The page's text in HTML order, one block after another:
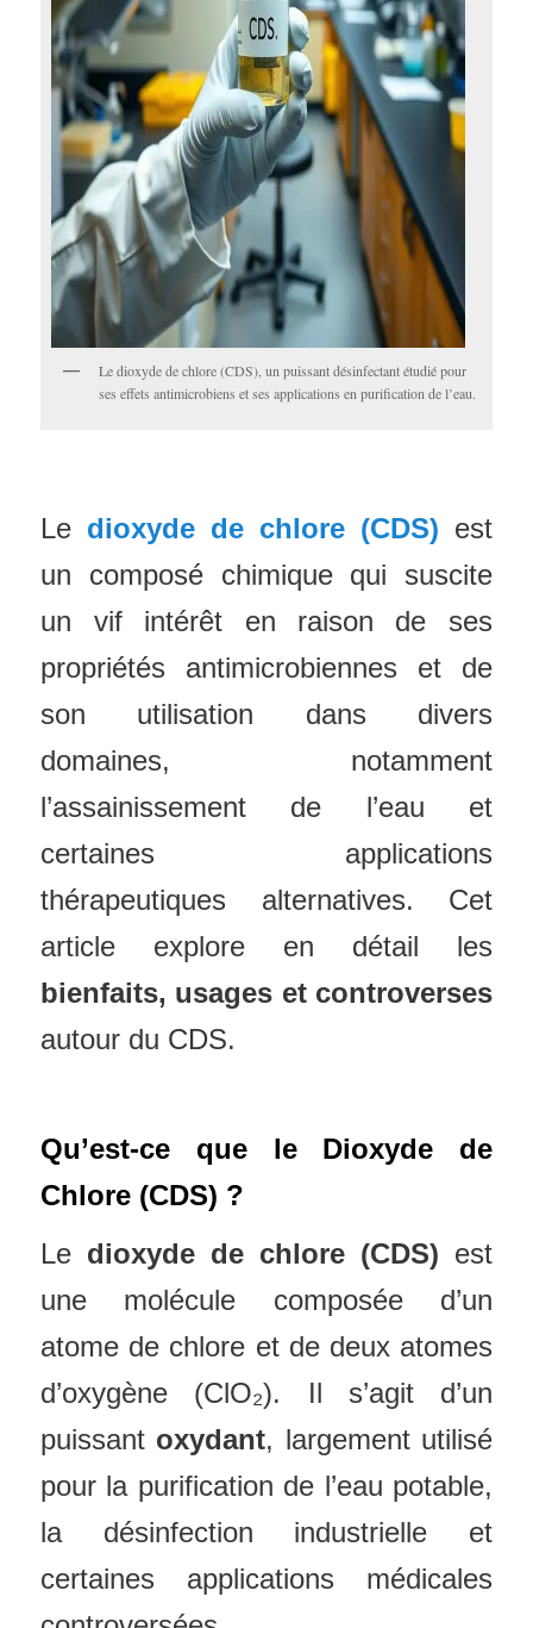
Le dioxyde de chlore (CDS), un puissant désinfectant étudié pour
ses effets antimicrobiens et ses applications en purification de l’eau.
Le dioxyde de chlore (CDS) est
un composé chimique qui suscite
un vif intérêt en raison de ses
propriétés antimicrobiennes et de
son utilisation dans divers
domaines, notamment
l’assainissement de l’eau et
certaines applications
thérapeutiques alternatives. Cet
article explore en détail les
bienfaits, usages et controverses
autour du CDS.
Qu’est-ce que le Dioxyde de
Chlore (CDS) ?
Le dioxyde de chlore (CDS) est
une molécule composée d’un
atome de chlore et de deux atomes
d’oxygène (ClO₂). Il s’agit d’un
puissant oxydant, largement utilisé
pour la purification de l’eau potable,
la désinfection industrielle et
certaines applications médicales